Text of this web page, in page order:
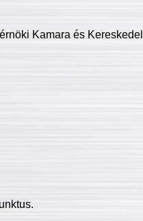
Kamara és